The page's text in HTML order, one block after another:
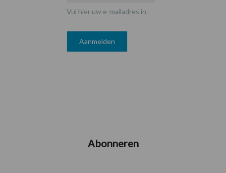
Vul hier uw e-mailadres in
Abonneren